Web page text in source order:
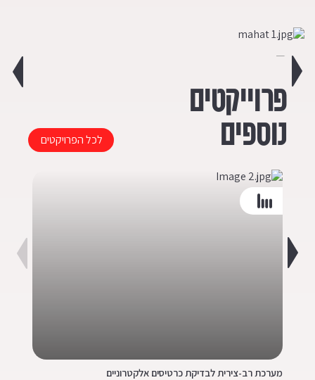
פרוייקטים
נוספים
לכל הפרויקטים
מערכת רב-צירית לבדיקת כרטיסים אלקטרוניים